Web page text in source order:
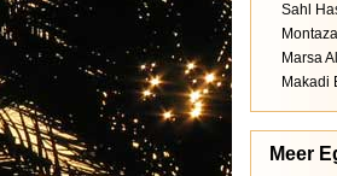
Sahl
Marsa
Makadi
Meer